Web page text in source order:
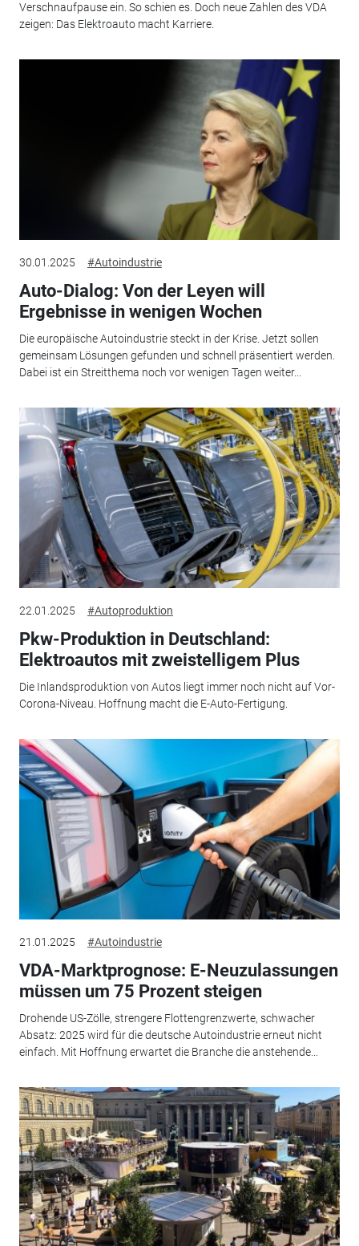
Verschnaufpause ein. So schien es. Doch neue Zahlen des VDA
zeigen: Das Elektroauto macht Karriere.
30.01.2025 #Autoindustrie
Auto-Dialog: Von der Leyen will
Ergebnisse in wenigen Wochen
Die europäische Autoindustrie steckt in der Krise. Jetzt sollen
gemeinsam Lösungen gefunden und schnell präsentiert werden.
Dabei ist ein Streitthema noch vor wenigen Tagen weiter...
22.01.2025 #Autoproduktion
Pkw-Produktion in Deutschland:
Elektroautos mit zweistelligem Plus
Die Inlandsproduktion von Autos liegt immer noch nicht auf Vor-
Corona-Niveau. Hoffnung macht die E-Auto-Fertigung.
21.01.2025 #Autoindustrie
VDA-Marktprognose: E-Neuzulassungen
müssen um 75 Prozent steigen
Drohende US-Zölle, strengere Flottengrenzwerte, schwacher
Absatz: 2025 wird für die deutsche Autoindustrie erneut nicht
einfach. Mit Hoffnung erwartet die Branche die anstehende...